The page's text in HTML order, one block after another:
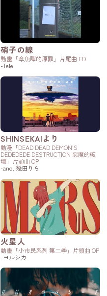
硝子の線
動畫「章魚嗶的原罪」片尾曲 ED
-Tele
SHINSEKAIより
動漫「DEAD DEAD DEMON'S
DEDEDEDE DESTRUCTION 惡魔的破
壞」片頭曲 OP
-ano, 幾田りら
火星人
動畫「小市民系列 第二季」片頭曲 OP
-ヨルシカ